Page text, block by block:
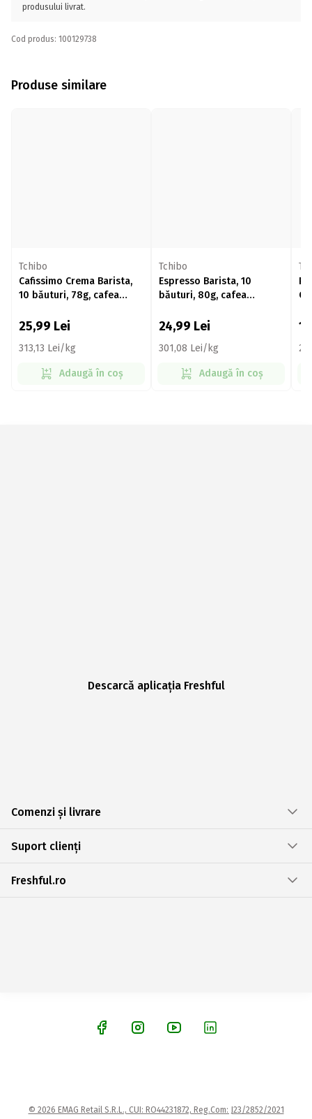
produsului livrat.
Cod produs: 100129738
Produse similare
Tchibo
Cafissimo Crema Barista,
10 băuturi, 78g, cafea
25,99 Lei
313,13 Lei/kg
Adaugă în coș
Tchibo
Espresso Barista, 10
băuturi, 80g, cafea
24,99 Lei
301,08 Lei/kg
Adaugă în coș
Descarcă aplicația Freshful
Comenzi și livrare
Suport clienți
Freshful.ro
© 2026 EMAG Retail S.R.L., CUI: RO44231872, Reg.Com: J23/2852/2021